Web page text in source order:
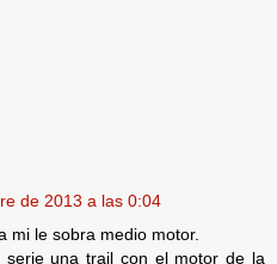
de 2013 a las 0:04
mi le sobra medio motor.
una trail con el motor de la